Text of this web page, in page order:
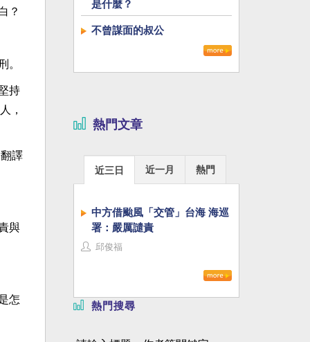
？
。
持
，
譯
與
怎
是什麼？
不曾謀面的叔公
熱門文章
近三日 近一月 熱門
中方借颱風「交管」台海 海巡
署：嚴厲譴責
邱俊福
熱門搜尋